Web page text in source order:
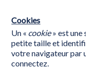
Cookies
Un « cookie» est une
petite taille et
votre navigateur par
connectez.